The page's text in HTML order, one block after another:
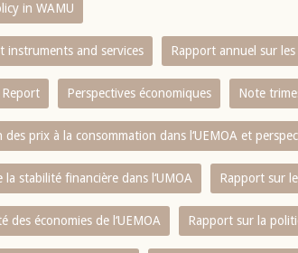
in WAMU
instruments and services Rapport annuel sur
Report Perspectives économiques Note
prix à la consommation dans l‘UEMOA et
la stabilité financière dans l‘UMOA Rapport sur
économies de l‘UEMOA Rapport sur la